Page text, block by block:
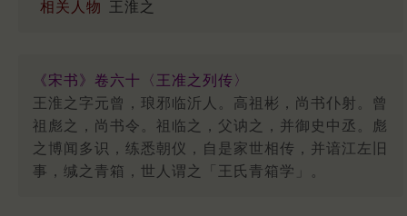
相关人物
王淮之
《宋书》卷六十〈王准之列传〉
王淮之字元曾，琅邪临沂人。高祖彬，尚书仆射。曾
祖彪之，尚书令。祖临之，父讷之，并御史中丞。彪
之博闻多识，练悉朝仪，自是家世相传，并谙江左旧
事，缄之青箱，世人谓之「王氏青箱学」。